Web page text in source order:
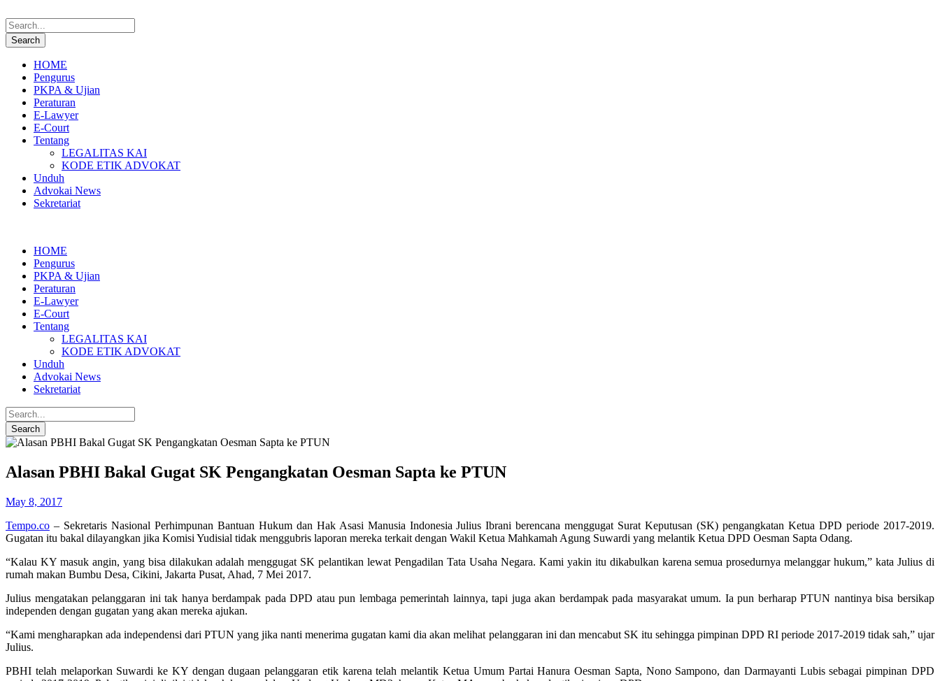
HOME
Pengurus
PKPA & Ujian
Peraturan
E-Lawyer
E-Court
Tentang
LEGALITAS KAI
KODE ETIK ADVOKAT
Unduh
Advokai News
Sekretariat
HOME
Pengurus
PKPA & Ujian
Peraturan
E-Lawyer
E-Court
Tentang
LEGALITAS KAI
KODE ETIK ADVOKAT
Unduh
Advokai News
Sekretariat
Alasan PBHI Bakal Gugat SK Pengangkatan Oesman Sapta ke PTUN
May 8, 2017
Tempo.co – Sekretaris Nasional Perhimpunan Bantuan Hukum dan Hak Asasi Manusia Indonesia Julius Ibrani berencana menggugat Surat Keputusan (SK) pengangkatan Ketua DPD periode 2017-2019.
Gugatan itu bakal dilayangkan jika Komisi Yudisial tidak menggubris laporan mereka terkait dengan Wakil Ketua Mahkamah Agung Suwardi yang melantik Ketua DPD Oesman Sapta Odang.
“Kalau KY masuk angin, yang bisa dilakukan adalah menggugat SK pelantikan lewat Pengadilan Tata Usaha Negara. Kami yakin itu dikabulkan karena semua prosedurnya melanggar hukum,” kata Julius di
rumah makan Bumbu Desa, Cikini, Jakarta Pusat, Ahad, 7 Mei 2017.
Julius mengatakan pelanggaran ini tak hanya berdampak pada DPD atau pun lembaga pemerintah lainnya, tapi juga akan berdampak pada masyarakat umum. Ia pun berharap PTUN nantinya bisa bersikap
independen dengan gugatan yang akan mereka ajukan.
“Kami mengharapkan ada independensi dari PTUN yang jika nanti menerima gugatan kami dia akan melihat pelanggaran ini dan mencabut SK itu sehingga pimpinan DPD RI periode 2017-2019 tidak sah,” ujar
Julius.
PBHI telah melaporkan Suwardi ke KY dengan dugaan pelanggaran etik karena telah melantik Ketua Umum Partai Hanura Oesman Sapta, Nono Sampono, dan Darmayanti Lubis sebagai pimpinan DPD